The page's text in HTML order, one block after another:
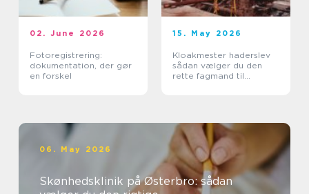
02. June 2026
Fotoregistrering:
dokumentation, der gør
en forskel
15. May 2026
Kloakmester haderslev
sådan vælger du den
rette fagmand til
06. May 2026
Skønhedsklinik på Østerbro: sådan